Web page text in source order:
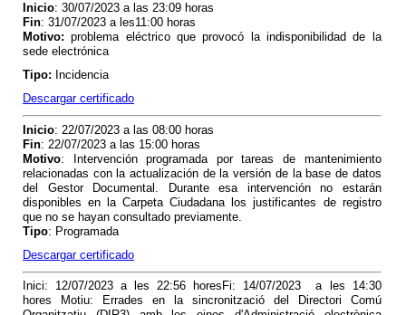
Inicio: 30/07/2023 a las 23:09 horas
Fin: 31/07/2023 a les11:00 horas
Motivo: problema eléctrico que provocó la indisponibilidad de la
sede electrónica
Tipo: Incidencia
Descargar certificado
Inicio: 22/07/2023 a las 08:00 horas
Fin: 22/07/2023 a las 15:00 horas
Motivo: Intervención programada por tareas de mantenimiento
relacionadas con la actualización de la versión de la base de datos
del Gestor Documental. Durante esa intervención no estarán
disponibles en la Carpeta Ciudadana los justificantes de registro
que no se hayan consultado previamente.
Tipo: Programada
Descargar certificado
Inici: 12/07/2023 a les 22:56 horesFi: 14/07/2023 a les 14:30
hores Motiu: Errades en la sincronització del Directori Comú